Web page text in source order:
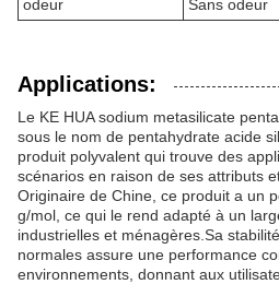
odeur
Sans odeur
Applications:
Le KE HUA sodium metasilicate
sous le nom de pentahydrate acide
produit polyvalent qui trouve des
scénarios en raison de ses attributs
Originaire de Chine, ce produit a un
g/mol, ce qui le rend adapté à un
industrielles et ménagères.Sa
normales assure une performance
environnements, donnant aux